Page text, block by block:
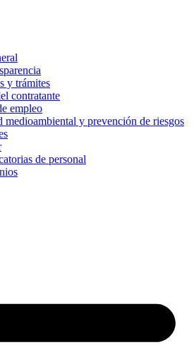
y trámites
contratante
empleo
medioambiental y prevención de riesgos
de personal